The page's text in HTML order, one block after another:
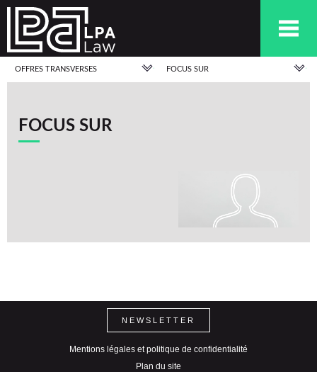
OFFRES TRANSVERSES FOCUS SUR
FOCUS SUR
NEWSLETTER
Mentions légales et politique de confidentialité
Plan du site